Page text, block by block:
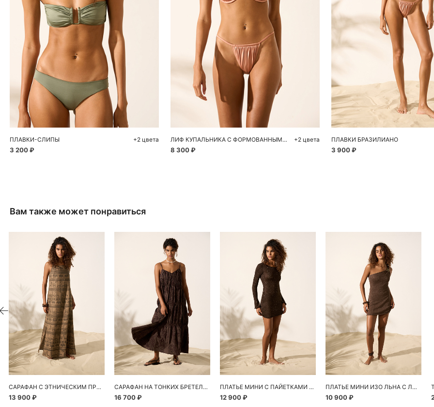
Добавить в корзину
M
ПЛАВКИ-СЛИПЫ
3 200 ₽
+2 цвета
Добавить в корзину
S M
ЛИФ КУПАЛЬНИКА С ФОРМОВАННЫМИ ЧАШКАМИ
8 300 ₽
+2 цвета
Добавить в
M
ПЛАВКИ БРАЗИЛИАНО
3 900 ₽
Вам также может понравиться
САРАФАН С ЭТНИЧЕСКИМ ПРИНТОМ
13 900 ₽
САРАФАН НА ТОНКИХ БРЕТЕЛЯХ
16 700 ₽
ПЛАТЬЕ МИНИ С ПАЙЕТКАМИ И ОТКРЫТОЙ СПИНОЙ
12 900 ₽
ПЛАТЬЕ МИНИ ИЗО ЛЬНА С ЛЮРЕКСОМ
10 900 ₽